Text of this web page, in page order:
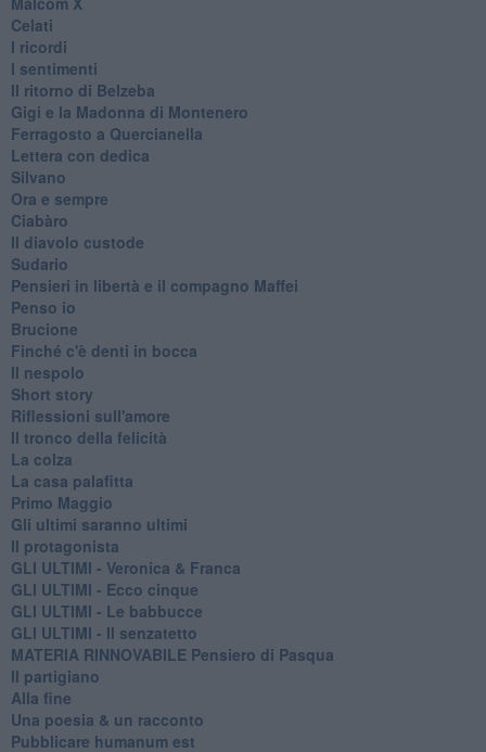
Celati
I ricordi
I sentimenti
Il ritorno di Belzeba
Gigi e la Madonna di Montenero
Ferragosto a Quercianella
Lettera con dedica
Silvano
Ora e sempre
Ciabàro
Il diavolo custode
Sudario
Pensieri in libertà e il compagno Maffei
Penso io
Brucione
Finché c'è denti in bocca
Il nespolo
Short story
Riflessioni sull'amore
Il tronco della felicità
La colza
La casa palafitta
Primo Maggio
Gli ultimi saranno ultimi
Il protagonista
GLI ULTIMI - Veronica & Franca
GLI ULTIMI - Ecco cinque
GLI ULTIMI - Le babbucce
GLI ULTIMI - Il senzatetto
MATERIA RINNOVABILE Pensiero di Pasqua
Il partigiano
Alla fine
Una poesia & un racconto
Pubblicare humanum est